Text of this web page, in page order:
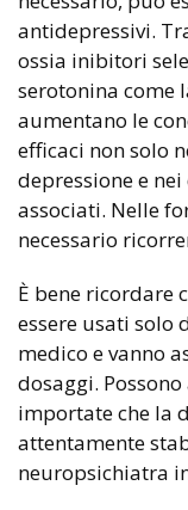
antidepressivi.
ossia inibitori
serotonina come
aumentano le
efficaci non solo
depressione e
associati. Nelle
necessario
È bene ricordare
essere usati solo
medico e vanno
dosaggi.
importate che la
attentamente
neuropsichiatra